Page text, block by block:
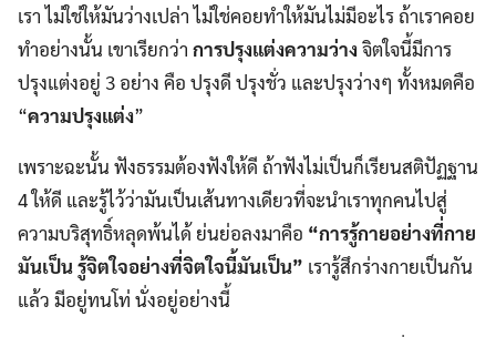
เรา ไม่ใช่ให้มันว่างเปล่า ไม่ใช่คอยทำให้มันไม่มีอะไร ถ้าเราคอย
ทำอย่างนั้น เขาเรียกว่า การปรุงแต่งความว่างจิตใจนี้มีการ
ปรุงแต่งอยู่ 3 อย่าง คือ ปรุงดี ปรุงชั่ว และปรุงว่างๆ ทั้งหมดคือ
“ความปรุงแต่ง”
เพราะฉะนั้น ฟังธรรมต้องฟังให้ดี ถ้าฟังไม่เป็นก็เรียนสติปัฏฐาน
4 ให้ดี และรู้ไว้ว่ามันเป็นเส้นทางเดียวที่จะนำเราทุกคนไปสู่
ความบริสุทธิ์หลุดพ้นได้ ย่นย่อลงมาคือ “การรู้กายอย่างที่กาย
มันเป็น รู้จิตใจอย่างที่จิตใจนี้มันเป็น” เรารู้สึกร่างกายเป็นกัน
แล้ว มีอยู่ทนโท่ นั่งอยู่อย่างนี้